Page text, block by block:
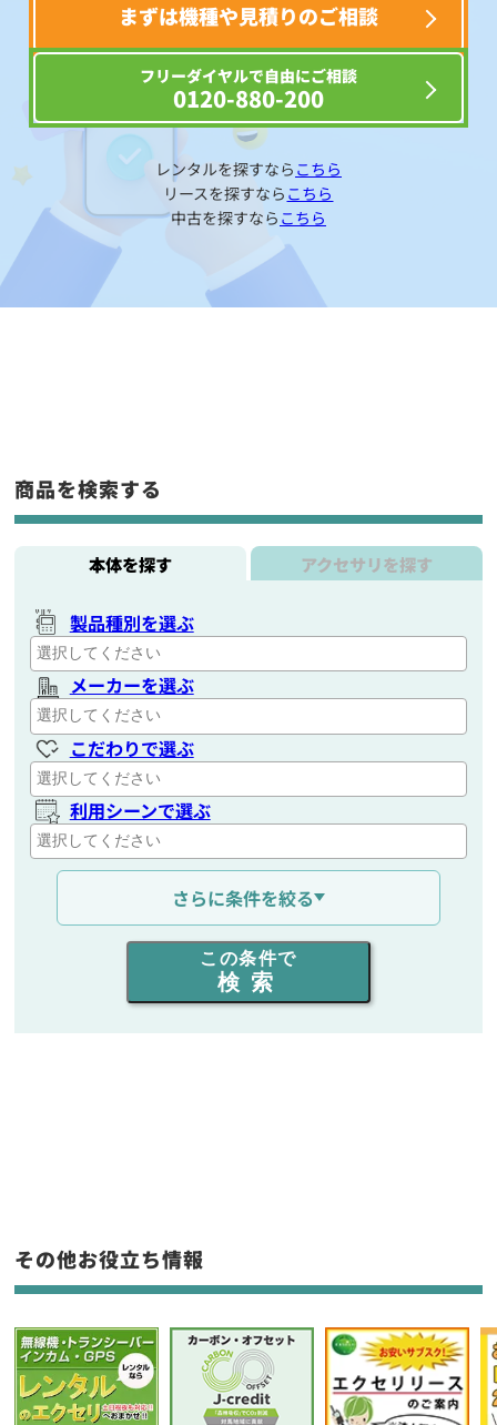
まずは機種や見積りのご相談
フリーダイヤルで自由にご相談
0120-880-200
レンタルを探すなら こちら
リースを探すなら こちら
中古を探すなら こちら
商品を検索する
本体を探す アクセサリを探す
製品種別を選ぶ
メーカーを選ぶ
こだわりで選ぶ
利用シーンで選ぶ
通信距離を選ぶ
出力を選ぶ
同時通話人数を選ぶ
フリーワード入力(製品名等)
選択条件をリセット
さらに条件を絞る
この条件で
検索
その他お役立ち情報